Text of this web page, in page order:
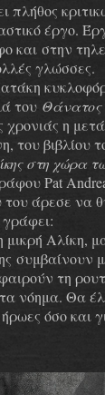
πλήθος
έργο.
καιστην
γλώσσες.
του Θάνατος
χρονιάς η
του βιβλίου
στη χώρα
Pat
άρεσε να
γράφει:
μικρή Αλίκη,
συμβαίνουν
τη
νόημα. Θα
όσο και